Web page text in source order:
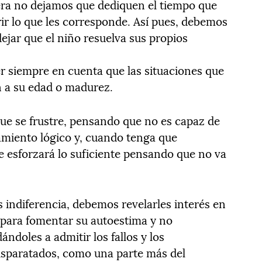
no dejamos que dediquen el tiempo que
lo que les corresponde. Así pues, debemos
que el niño resuelva sus propios
siempre en cuenta que las situaciones que
su edad o madurez.
se frustre, pensando que no es capaz de
lógico y, cuando tenga que
lo suficiente pensando que no va
debemos revelarles interés en
fomentar su autoestima y no
a admitir los fallos y los
como una parte más del